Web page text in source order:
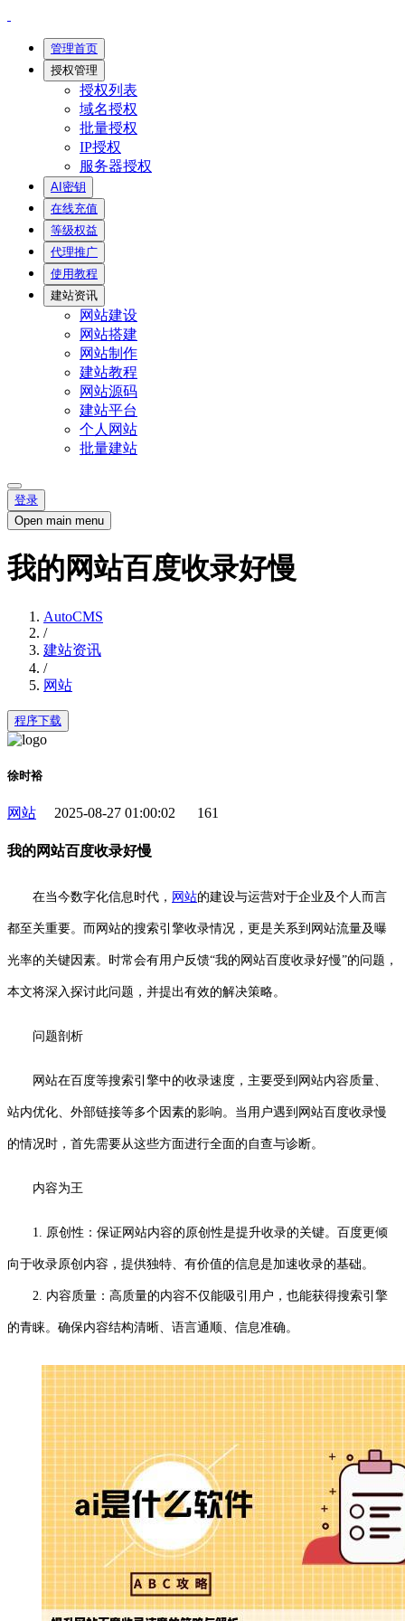
管理首页
授权管理
授权列表
域名授权
批量授权
IP授权
服务器授权
AI密钥
在线充值
等级权益
代理推广
使用教程
建站资讯
网站建设
网站搭建
网站制作
建站教程
网站源码
建站平台
个人网站
批量建站
登录
Open main menu
我的网站百度收录好慢
AutoCMS
/
建站资讯
/
网站
程序下载
徐时裕
网站 2025-08-27 01:00:02 161
我的网站百度收录好慢
在当今数字化信息时代， 网站的建设与运营对于企业及个人而言
都至关重要。而网站的搜索引擎收录情况，更是关系到网站流量及曝
光率的关键因素。时常会有用户反馈“我的网站百度收录好慢”的问题，
本文将深入探讨此问题，并提出有效的解决策略。
问题剖析
网站在百度等搜索引擎中的收录速度，主要受到网站内容质量、
站内优化、外部链接等多个因素的影响。当用户遇到网站百度收录慢
的情况时，首先需要从这些方面进行全面的自查与诊断。
内容为王
1. 原创性：保证网站内容的原创性是提升收录的关键。百度更倾
向于收录原创内容，提供独特、有价值的信息是加速收录的基础。
2. 内容质量：高质量的内容不仅能吸引用户，也能获得搜索引擎
的青睐。确保内容结构清晰、语言通顺、信息准确。